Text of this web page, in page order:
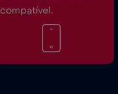
compatível.